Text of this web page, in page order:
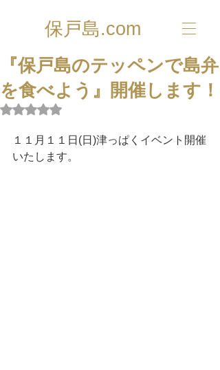
保戸島.com
『保戸島のテッペンで島弁
を食べよう』開催します！
5つ星のうちNaNと評価されています。
１１月１１日(日)津っぱくイベント開催
いたします。